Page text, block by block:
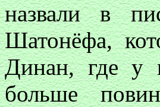
назвали в
Шатонёфа,
Динан, где у
больше